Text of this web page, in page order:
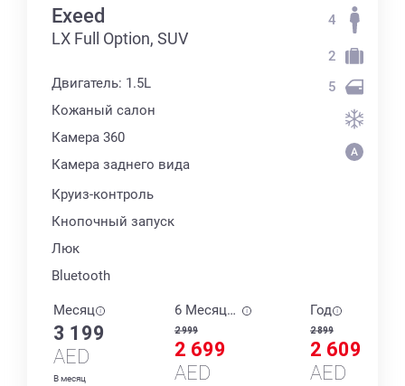
Exeed
LX Full Option, SUV
Двигатель: 1.5L
Кожаный салон
Камера 360
Камера заднего вида
Круиз-контроль
Кнопочный запуск
Люк
Bluetooth
4
2
5
Месяц
3 199
AED
В месяц
6 Месяцев
2 999
2 699
AED
Год
2 899
2 609
AED